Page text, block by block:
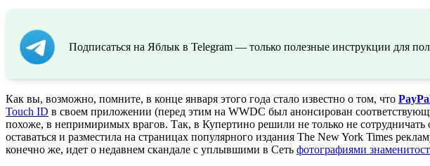
Подписаться на Яблык в Telegram — только полезные инструкции для
Как вы, возможно, помните, в конце января этого года стало известно о том, что
Touch ID в своем приложении (перед этим на WWDC был анонсирован
похоже, в непримиримых врагов. Так, в Купертино решили не только не сотрудничать
оставаться и разместила на страницах популярного издания The New York Times
конечно же, идет о недавнем скандале с уплывшими в Сеть фотографиями